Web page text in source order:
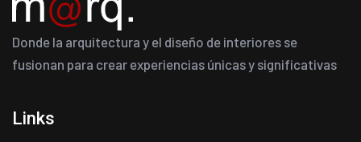
Donde la arquitectura y el diseño de interiores se
fusionan para crear experiencias únicas y significativas
Links